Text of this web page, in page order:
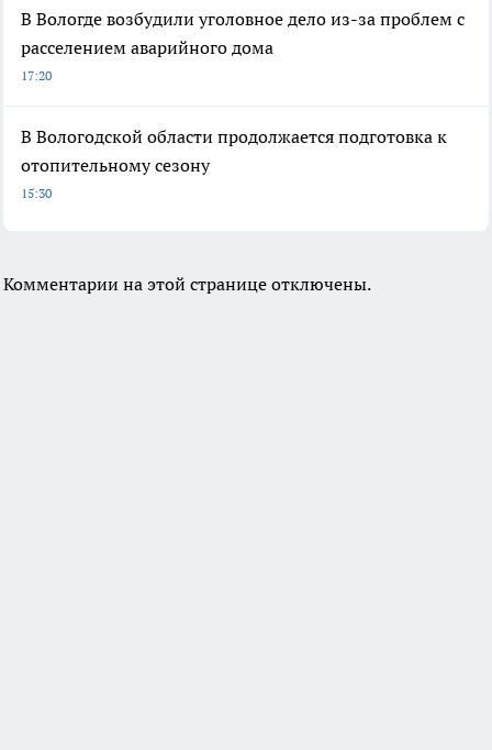
В Вологде возбудили уголовное дело из-за проблем с
расселением аварийного дома
17:20
В Вологодской области продолжается подготовка к
отопительному сезону
15:30
Комментарии на этой странице отключены.